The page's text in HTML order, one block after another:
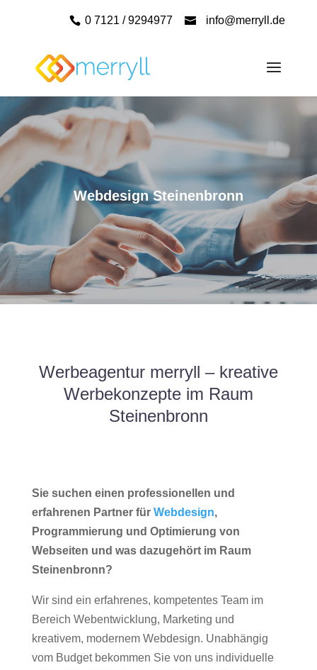
0 7121 / 9294977 info@merryll.de
Webdesign Steinenbronn
Werbeagentur merryll – kreative
Werbekonzepte im Raum
Steinenbronn
Sie suchen einen professionellen und
erfahrenen Partner für Webdesign,
Programmierung und Optimierung von
Webseiten und was dazugehört im Raum
Steinenbronn?
Wir sind ein erfahrenes, kompetentes Team im
Bereich Webentwicklung, Marketing und
kreativem, modernem Webdesign. Unabhängig
vom Budget bekommen Sie von uns individuelle